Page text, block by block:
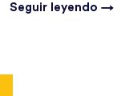
Seguir leyendo →